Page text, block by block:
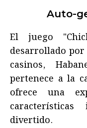
Auto-
El juego
desarrollado
casinos,
pertenece a la
ofrece una
divertido.